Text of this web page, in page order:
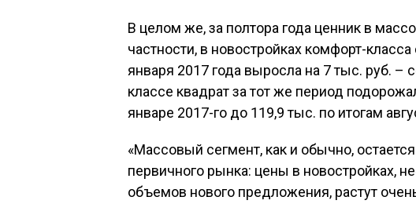
В целом же, за полтора года ценник в
частности, в новостройках комфорт-
января 2017 года выросла на 7 тыс. руб. –
классе квадрат за тот же период
январе 2017-го до 119,9 тыс. по итогам
«Массовый сегмент, как и обычно,
первичного рынка: цены в новостройках,
объемов нового предложения, растут